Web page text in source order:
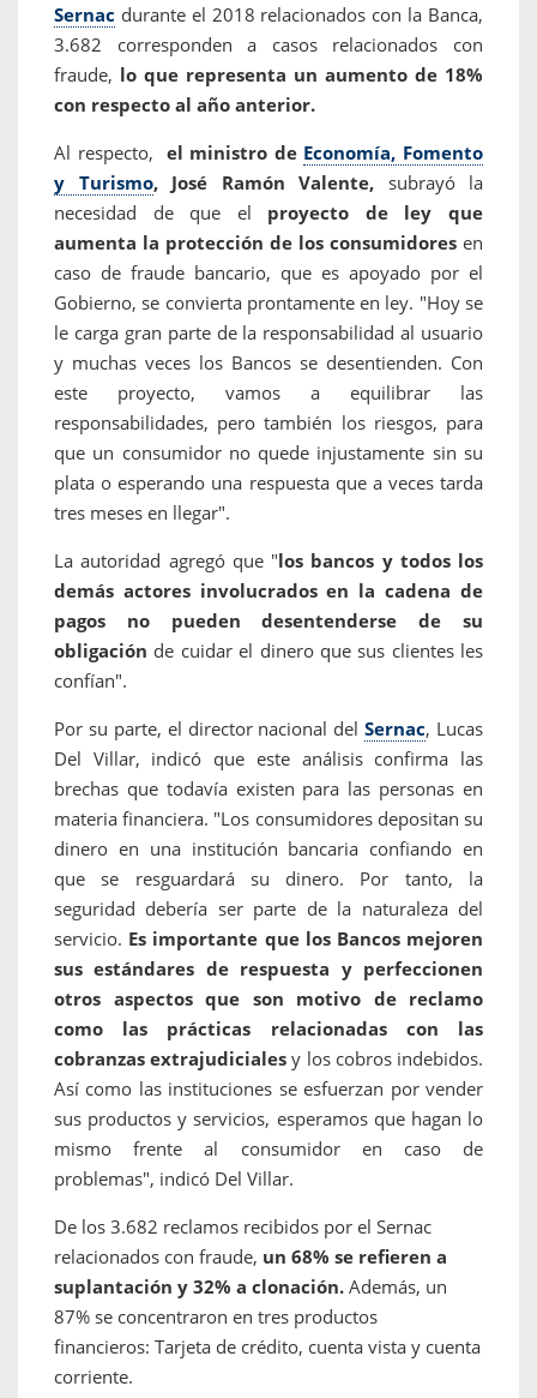
Sernac durante el 2018 relacionados con la Banca,
3.682 corresponden a casos relacionados con
fraude, lo que representa un aumento de 18%
con respecto al año anterior.
Al respecto, el ministro de Economía, Fomento
y Turismo, José Ramón Valente, subrayó la
necesidad de que el proyecto de ley que
aumenta la protección de los consumidores en
caso de fraude bancario, que es apoyado por el
Gobierno, se convierta prontamente en ley. "Hoy se
le carga gran parte de la responsabilidad al usuario
y muchas veces los Bancos se desentienden. Con
este proyecto, vamos a equilibrar las
responsabilidades, pero también los riesgos, para
que un consumidor no quede injustamente sin su
plata o esperando una respuesta que a veces tarda
tres meses en llegar".
La autoridad agregó que "los bancos y todos los
demás actores involucrados en la cadena de
pagos no pueden desentenderse de su
obligación de cuidar el dinero que sus clientes les
confían".
Por su parte, el director nacional delSernac, Lucas
Del Villar, indicó que este análisis confirma las
brechas que todavía existen para las personas en
materia financiera. "Los consumidores depositan su
dinero en una institución bancaria confiando en
que se resguardará su dinero. Por tanto, la
seguridad debería ser parte de la naturaleza del
servicio. Es importante que los Bancos mejoren
sus estándares de respuesta y perfeccionen
otros aspectos que son motivo de reclamo
como las prácticas relacionadas con las
cobranzas extrajudiciales y los cobros indebidos.
Así como las instituciones se esfuerzan por vender
sus productos y servicios, esperamos que hagan lo
mismo frente al consumidor en caso de
problemas", indicó Del Villar.
De los 3.682 reclamos recibidos por el Sernac
relacionados con fraude, un 68% se refieren a
suplantación y 32% a clonación. Además, un
87% se concentraron en tres productos
financieros: Tarjeta de crédito, cuenta vista y cuenta
corriente.